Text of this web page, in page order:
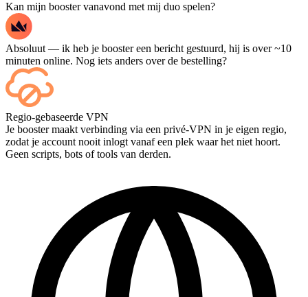
Kan mijn booster vanavond met mij duo spelen?
Absoluut — ik heb je booster een bericht gestuurd, hij is over ~10
minuten online. Nog iets anders over de bestelling?
Ja — elke wedstrijd verschijnt op je dashboard zodra deze is
afgelopen, en als je de wedstrijden zelf wilt bekijken, voeg dan
Streaming toe bij het afrekenen.
Regio-gebaseerde VPN
Je booster maakt verbinding via een privé-VPN in je eigen regio,
zodat je account nooit inlogt vanaf een plek waar het niet hoort.
Geen scripts, bots of tools van derden.